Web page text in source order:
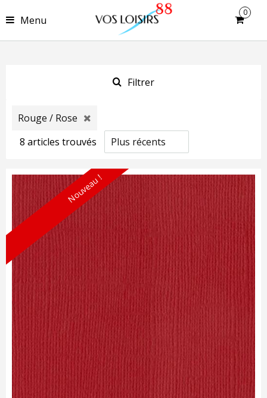
Menu
0
Filtrer
Rouge / Rose
8 articles trouvés
Nouveau !